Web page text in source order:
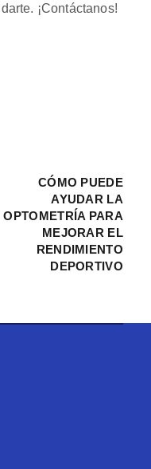
¡Contáctanos!
CÓMO PUEDE
AYUDAR LA
OPTOMETRÍA PARA
MEJORAR EL
RENDIMIENTO
DEPORTIVO